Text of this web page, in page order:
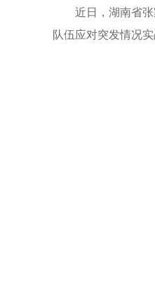
近日，湖南省
队伍应对突发情况